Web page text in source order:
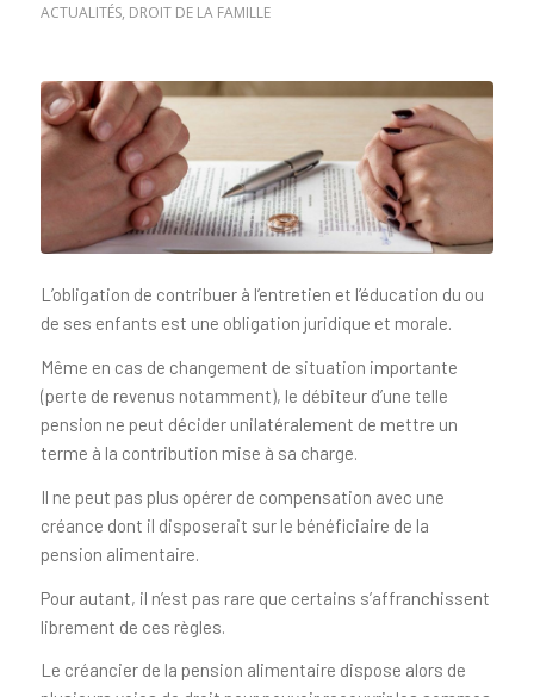
ACTUALITÉS, DROIT DE LA FAMILLE
L’obligation de contribuer à l’entretien et l’éducation du ou
de ses enfants est une obligation juridique et morale.
Même en cas de changement de situation importante
(perte de revenus notamment), le débiteur d’une telle
pension ne peut décider unilatéralement de mettre un
terme à la contribution mise à sa charge.
Il ne peut pas plus opérer de compensation avec une
créance dont il disposerait sur le bénéficiaire de la
pension alimentaire.
Pour autant, il n’est pas rare que certains s’affranchissent
librement de ces règles.
Le créancier de la pension alimentaire dispose alors de